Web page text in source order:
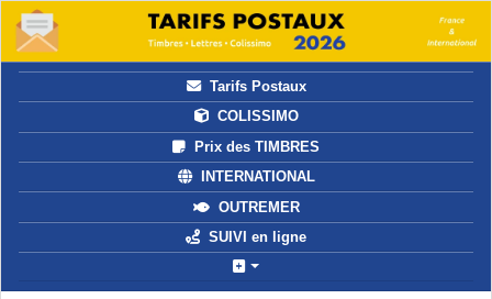
Tarifs Postaux
COLISSIMO
Prix des TIMBRES
INTERNATIONAL
OUTREMER
SUIVI en ligne